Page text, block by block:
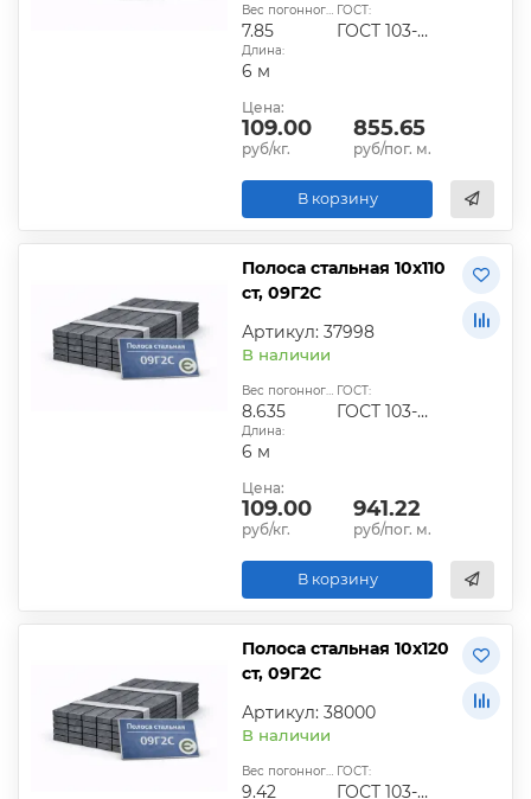
Вес погонного метра, кг:
7.85
ГОСТ:
ГОСТ 103-2006
Длина:
6 м
Цена:
109.00
руб/кг.
855.65
руб/пог. м.
В корзину
Полоса стальная 10х110
ст, 09Г2С
Артикул: 37998
В наличии
Вес погонного метра, кг:
8.635
ГОСТ:
ГОСТ 103-2006
Длина:
6 м
Цена:
109.00
руб/кг.
941.22
руб/пог. м.
В корзину
Полоса стальная 10х120
ст, 09Г2С
Артикул: 38000
В наличии
Вес погонного метра, кг:
9.42
ГОСТ:
ГОСТ 103-2006